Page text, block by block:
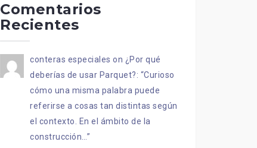
Comentarios
Recientes
conteras especiales on ¿Por qué
deberías de usar Parquet?: “Curioso
cómo una misma palabra puede
referirse a cosas tan distintas según
el contexto. En el ámbito de la
construcción… ”